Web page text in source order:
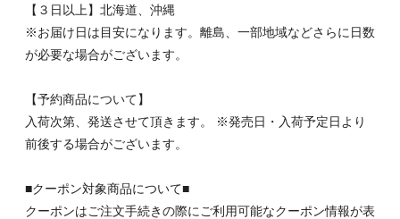
【３日以上】北海道、沖縄
※お届け日は目安になります。離島、一部地域などさらに日数
が必要な場合がございます。
【予約商品について】
入荷次第、発送させて頂きます。 ※発売日・入荷予定日より
前後する場合がございます。
■クーポン対象商品について■
クーポンはご注文手続きの際にご利用可能なクーポン情報が表